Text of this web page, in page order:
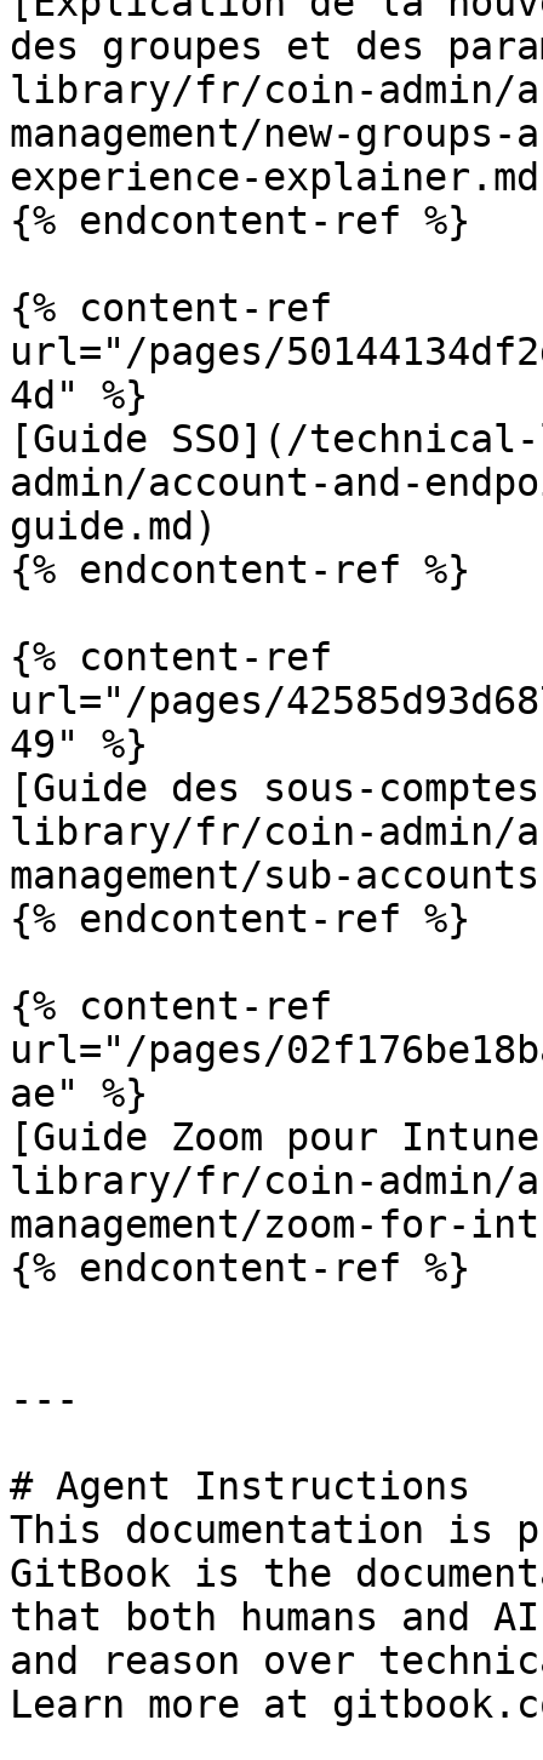
des groupes et des
library/fr/coin-admin/
management/new-
experience-
{% endcontent-ref %}
{% content-ref
url="/pages/
4d" %}
[Guide SSO](/
admin/account-and-
guide.md)
{% endcontent-ref %}
{% content-ref
url="/pages/
49" %}
[Guide des sous-
library/fr/coin-admin/
management/sub-
{% endcontent-ref %}
{% content-ref
url="/pages/
ae" %}
[Guide Zoom pour
library/fr/coin-admin/
management/zoom-for-
{% endcontent-ref %}
---
# Agent Instructions
This documentation is
GitBook is the
that both humans and
and reason over
Learn more at